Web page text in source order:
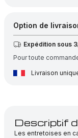
barre
porteuse
60×5
Option de
Expédition sous
Pour toute
Livraison
Descriptif
Les entretoises en